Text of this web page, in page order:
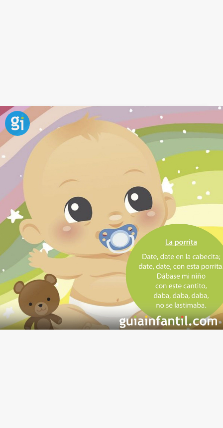
Tortitas de maíz. jugar con la cara
del bebé
La divertida canción Tortitas de maíznos invita a
jugar con la
Mientras la cantamos el niño tiene que darnos
tortitas en la cara.
Al final, simulamos limpiarle los moquitos y le